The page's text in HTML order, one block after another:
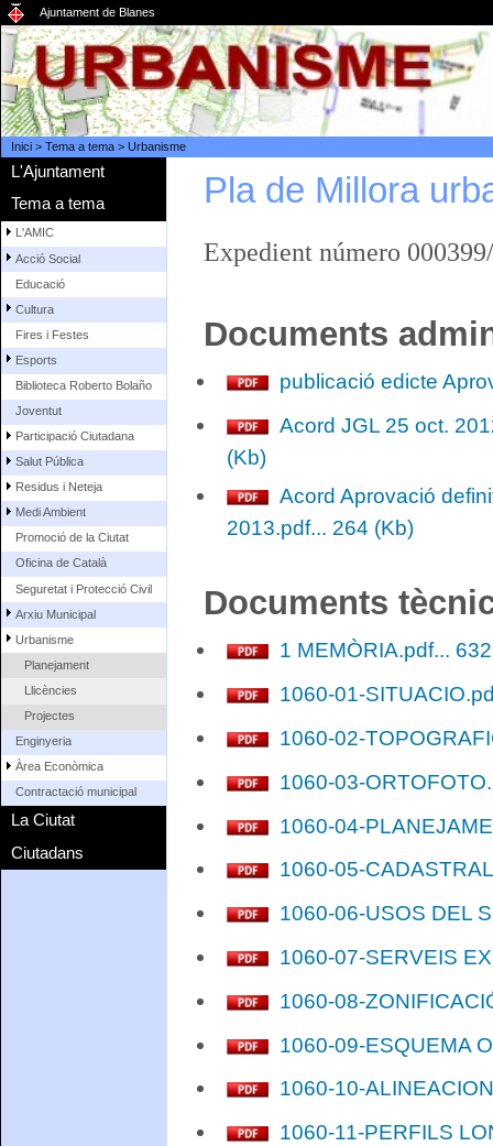
Ajuntament de Blanes
Inici> Tema a tema> Urbanisme
L'Ajuntament
Tema a tema
L'AMIC
Acció Social
Educació
Cultura
Fires i Festes
Esports
Biblioteca Roberto Bolaño
Joventut
Participació Ciutadana
Salut Pública
Residus i Neteja
Medi Ambient
Promoció de la Ciutat
Oficina de Català
Seguretat i Protecció Civil
Arxiu Municipal
Urbanisme
Planejament
Llicències
Projectes
Enginyeria
Àrea Econòmica
Contractació municipal
La Ciutat
Ciutadans
Pla de Millora
Expedient número
Documents
publicació edicte
Acord JGL 25 oct.
(Kb)
Acord Aprovació
2013.pdf... 264 (Kb)
Documents
1 MEMÒRIA.pdf...
1060-01-
1060-02-
1060-03-
1060-04-
1060-05-
1060-06-USOS DEL
1060-07-SERVEIS
1060-08-
1060-09-ESQUEMA
1060-10-
1060-11-PERFILS